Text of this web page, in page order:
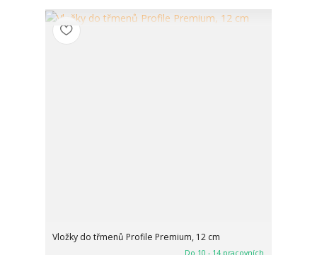
Vložky do třmenů Profile Premium, 12 cm